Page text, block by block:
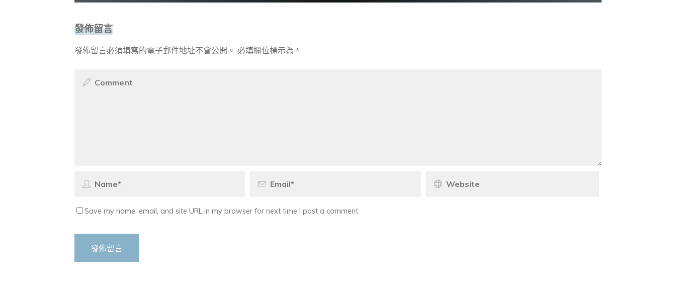
發佈留言
發佈留言必須填寫的電子郵件地址不會公開。 必填欄位標示為 *
Save my name, email, and site URL in my browser for next time I post a comment.